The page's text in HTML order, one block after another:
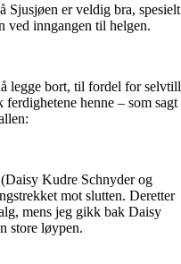
Sjusjøen er veldig bra,
ved inngangen til helgen.
legge bort, til fordel for
henne – som sagt
Kudre Schnyder og
mot slutten. Deretter
mens jeg gikk bak Daisy
store løypen.